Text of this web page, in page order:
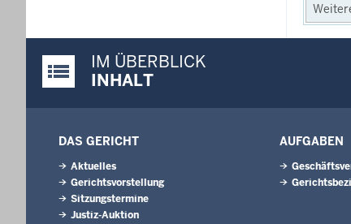
Justiz-Portal im Überblick:
IM ÜBERBLICK
INHALT
DAS GERICHT
Aktuelles
Gerichtsvorstellung
Sitzungstermine
Justiz-Auktion
AUFGABEN